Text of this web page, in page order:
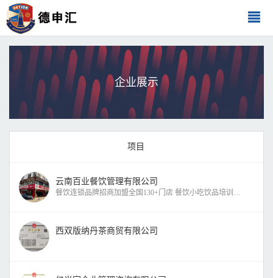
企业展示
项目
云南百业餐饮管理有限公司
餐饮连锁品牌招商加盟全国130+门店 餐饮小吃饮品培训学员全
西双版纳丹茶商贸有限公司